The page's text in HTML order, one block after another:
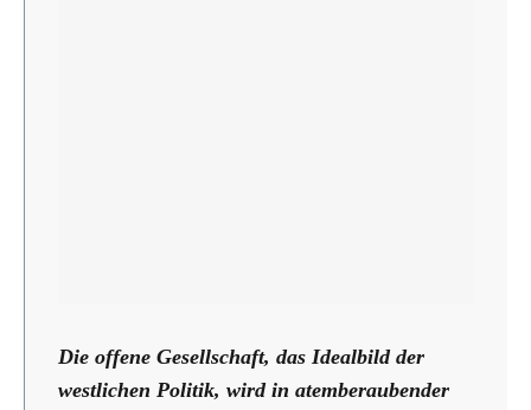
Die offene Gesellschaft, das Idealbild der
westlichen Politik, wird in atemberaubender